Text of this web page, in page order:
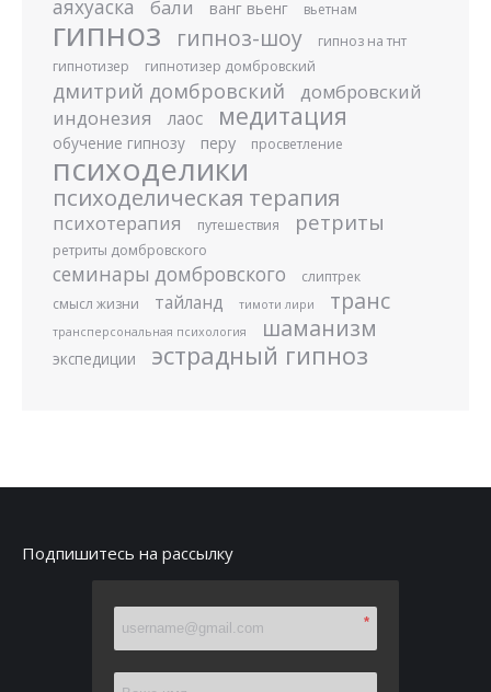
аяхуаска бали ванг вьенг вьетнам
гипноз гипноз-шоу
гипноз на тнт
гипнотизер
гипнотизер домбровский
дмитрий домбровский
домбровский
индонезия
лаос медитация
обучение гипнозу перу просветление
психоделики
психоделическая терапия
психотерапия путешествия ретриты
ретриты домбровского
семинары домбровского
слиптрек
смысл жизни
тайланд тимоти лири транс
трансперсональная психология шаманизм
экспедиции эстрадный гипноз
Подпишитесь на рассылку
*